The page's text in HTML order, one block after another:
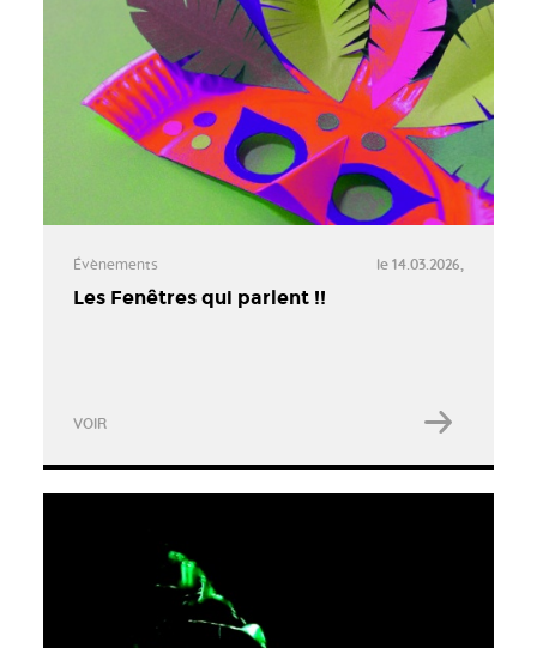
Évènements le 14.03.2026,
Les Fenêtres qui parlent !!
VOIR